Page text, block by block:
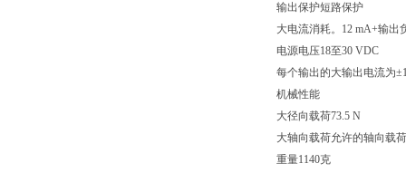
输出保护短路保护
大电流消耗。12 mA+输出
电源电压18至30 VDC
每个输出的大输出电流为
机械性能
大径向载荷73.5 N
大轴向载荷允许的轴向载
重量1140克